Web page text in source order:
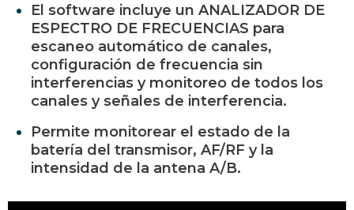
El software incluye un ANALIZADOR DE
ESPECTRO DE FRECUENCIAS para
escaneo automático de canales,
configuración de frecuencia sin
interferencias y monitoreo de todos los
canales y señales de interferencia.
Permite monitorear el estado de la
batería del transmisor, AF/RF y la
intensidad de la antena A/B.